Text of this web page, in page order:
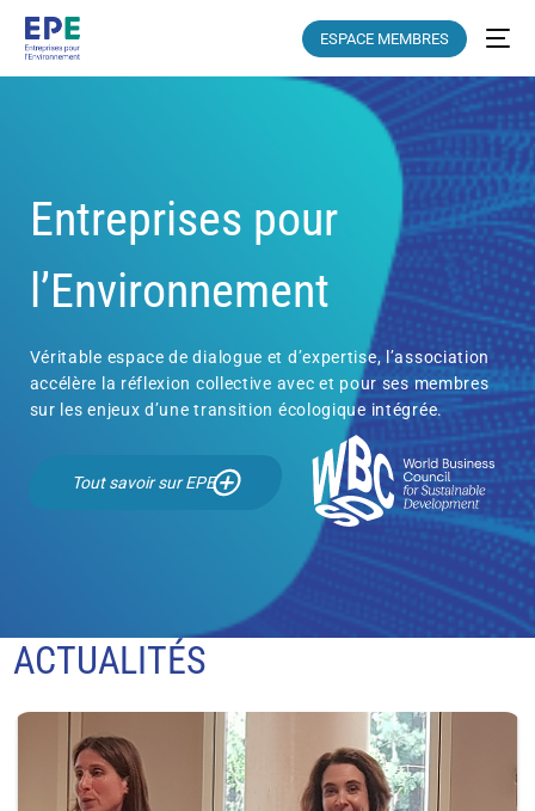
ESPACE MEMBRES
Entreprises pour
l’Environnement
Véritable espace de dialogue et d’expertise, l’association
accélère la réflexion collective avec et pour ses membres
sur les enjeux d’une transition écologique intégrée.
Tout savoir sur EPE
ACTUALITÉS